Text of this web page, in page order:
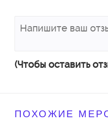
(Чтобы оставить
ПОХОЖИЕ